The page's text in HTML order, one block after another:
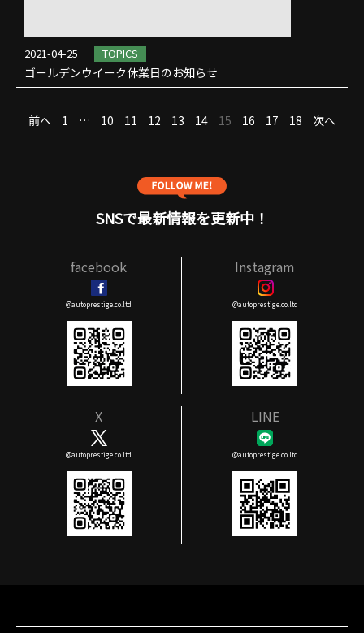
2021-04-25 TOPICS
ゴールデンウイーク休業日のお知らせ
前へ 1 … 10 11 12 13 14 15 16 17 18 次へ
SNSで最新情報を更新中！
facebook
@autoprestige.co.ltd
Instagram
@autoprestige.co.ltd
X
@autoprestige.co.ltd
LINE
@autoprestige.co.ltd